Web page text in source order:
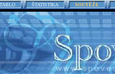
TABLO ŠTATISTIKA SOUTĚŽE